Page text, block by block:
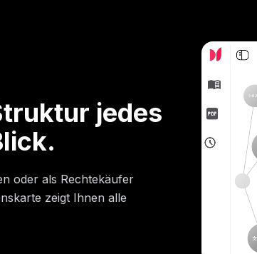
jedes
oder als Rechtekäufer
zeigt Ihnen alle